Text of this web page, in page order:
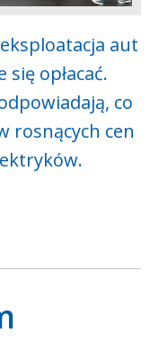
aut
opłacać.
co
rosnących cen